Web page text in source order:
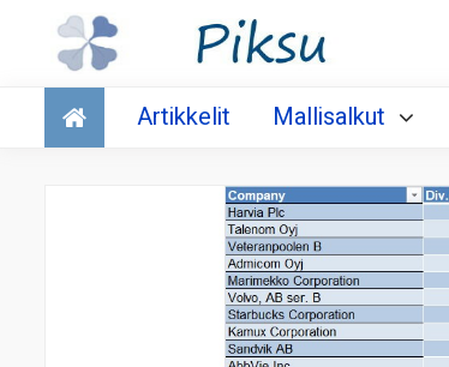
Talous
Artikkelit Mallisalkut